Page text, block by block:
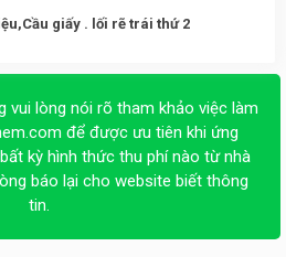
giấy . lối rẽ trái thứ 2
vui lòng nói rõ tham khảo việc làm
để được ưu tiên khi ứng
kỳ hình thức thu phí nào từ nhà
báo lại cho website biết thông
tin.